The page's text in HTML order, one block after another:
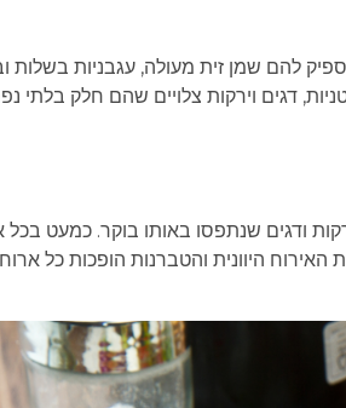
להם שמן זית מעולה, עגבניות בשלות
דגים וירקות צלויים שהם חלק בלתי
ודגים שנתפסו באותו בוקר. כמעט בכל
היוונית והטברנות הופכות כל